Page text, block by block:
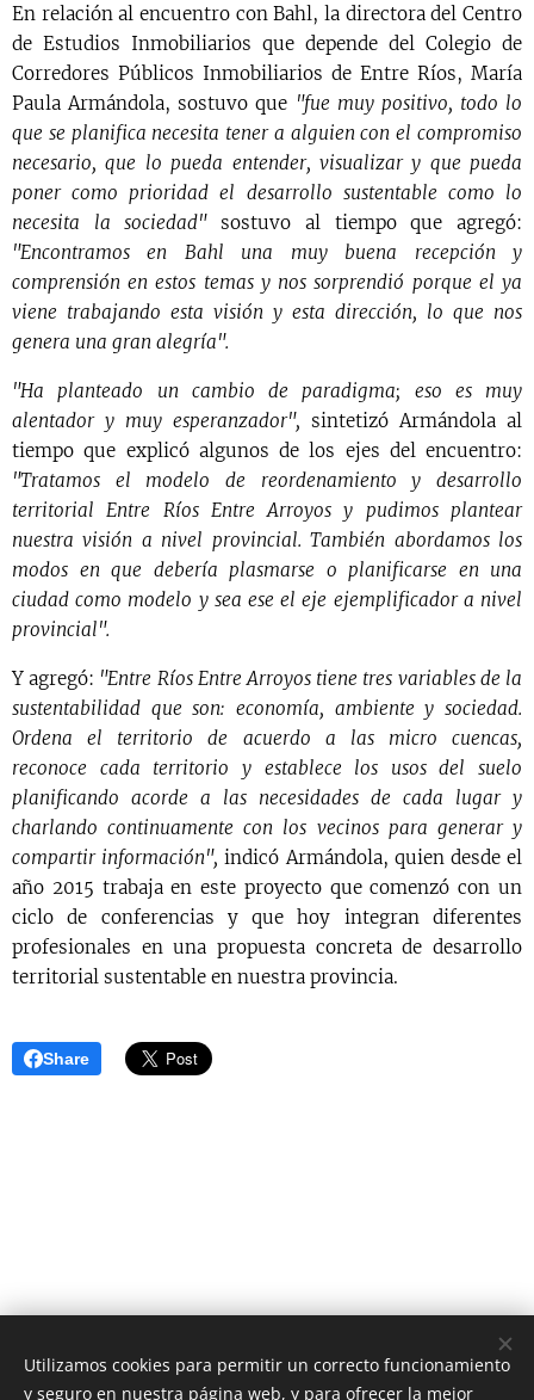
En relación al encuentro con Bahl, la directora del Centro
de Estudios Inmobiliarios que depende del Colegio de
Corredores Públicos Inmobiliarios de Entre Ríos, María
Paula Armándola, sostuvo que "fue muy positivo, todo lo
que se planifica necesita tener a alguien con el compromiso
necesario, que lo pueda entender, visualizar y que pueda
poner como prioridad el desarrollo sustentable como lo
necesita la sociedad"sostuvo al tiempo que agregó:
"Encontramos en Bahl una muy buena recepción y
comprensión en estos temas y nos sorprendió porque el ya
viene trabajando esta visión y esta dirección, lo que nos
genera una gran alegría".
"Ha planteado un cambio de paradigma; eso es muy
alentador y muy esperanzador", sintetizó Armándola al
tiempo que explicó algunos de los ejes del encuentro:
"Tratamos el modelo de reordenamiento y desarrollo
territorial Entre Ríos Entre Arroyos y pudimos plantear
nuestra visión a nivel provincial. También abordamos los
modos en que debería plasmarse o planificarse en una
ciudad como modelo y sea ese el eje ejemplificador a nivel
provincial".
Y agregó: "Entre Ríos Entre Arroyos tiene tres variables de la
sustentabilidad que son: economía, ambiente y sociedad.
Ordena el territorio de acuerdo a las micro cuencas,
reconoce cada territorio y establece los usos del suelo
planificando acorde a las necesidades de cada lugar y
charlando continuamente con los vecinos para generar y
compartir información", indicó Armándola, quien desde el
año 2015 trabaja en este proyecto que comenzó con un
ciclo de conferencias y que hoy integran diferentes
profesionales en una propuesta concreta de desarrollo
territorial sustentable en nuestra provincia.
Share
Utilizamos cookies para permitir un correcto funcionamiento
y seguro en nuestra página web, y para ofrecer la mejor